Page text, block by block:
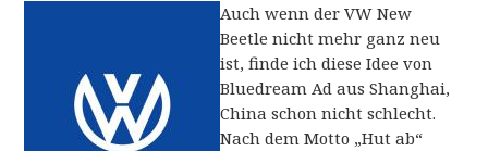
Auch wenn der VW New
Beetle nicht mehr ganz neu
ist, finde ich diese Idee von
Bluedream Ad aus Shanghai,
China schon nicht schlecht.
Nach dem Motto „Hut ab“